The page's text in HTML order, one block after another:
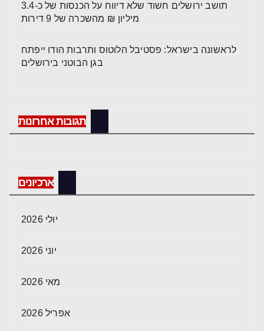
תושב ירושלים חשוד שלא דיווח על הכנסות של כ-3.4
מיליון ₪ מהשכרה של 9 דירות
לראשונה בישראל: פסטיבל הלוטוס ותרבות הודו ייפתח
בגן הבוטני בירושלים
תגובות אחרונות
ארכיונים
יולי 2026
יוני 2026
מאי 2026
אפריל 2026